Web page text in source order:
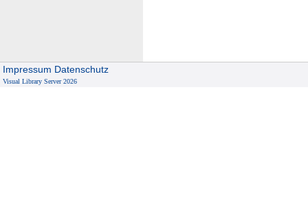
Impressum Datenschutz
Visual Library Server 2026